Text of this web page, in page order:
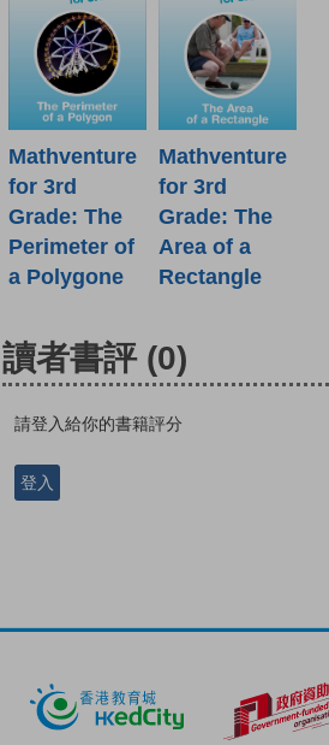
Mathventure
for 3rd
Grade: The
Perimeter of
a Polygone
Mathventure
for 3rd
Grade: The
Area of a
Rectangle
讀者書評 (0)
請登入給你的書籍評分
登入